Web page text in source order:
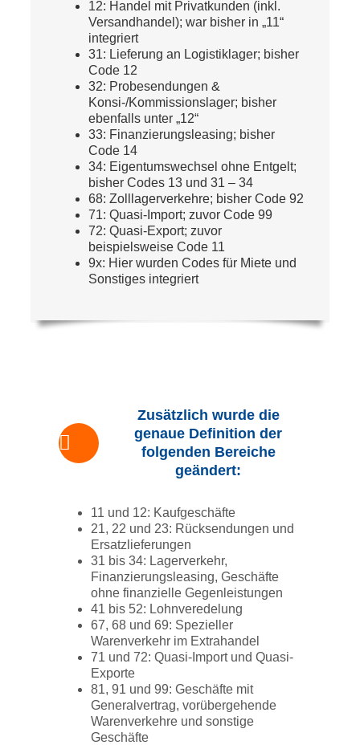
12: Handel mit Privatkunden (inkl.
Versandhandel); war bisher in „11“
integriert
31: Lieferung an Logistiklager; bisher
Code 12
32: Probesendungen &
Konsi-/Kommissionslager; bisher
ebenfalls unter „12“
33: Finanzierungsleasing; bisher
Code 14
34: Eigentumswechsel ohne Entgelt;
bisher Codes 13 und 31 – 34
68: Zolllagerverkehre; bisher Code 92
71: Quasi-Import; zuvor Code 99
72: Quasi-Export; zuvor
beispielsweise Code 11
9x: Hier wurden Codes für Miete und
Sonstiges integriert
Zusätzlich wurde die
genaue Definition der
folgenden Bereiche
geändert:
11 und 12: Kaufgeschäfte
21, 22 und 23: Rücksendungen und
Ersatzlieferungen
31 bis 34: Lagerverkehr,
Finanzierungsleasing, Geschäfte
ohne finanzielle Gegenleistungen
41 bis 52: Lohnveredelung
67, 68 und 69: Spezieller
Warenverkehr im Extrahandel
71 und 72: Quasi-Import und Quasi-
Exporte
81, 91 und 99: Geschäfte mit
Generalvertrag, vorübergehende
Warenverkehre und sonstige
Geschäfte